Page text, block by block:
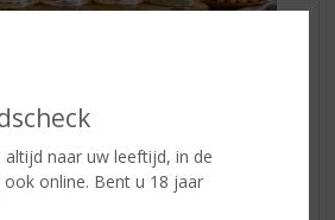
altijd naar uw leeftijd, in de
ook online. Bent u 18 jaar
en de zomerse Melone tot de
verfijnde Nocciola en de fruitige
is altijd een smaak die perfect past
unieke smaken. Eén pure